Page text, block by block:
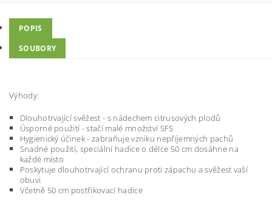
POPIS
SOUBORY
Výhody:
Dlouhotrvající svěžest - s nádechem citrusových plodů
Úsporné použití - stačí malé množství SFS
Hygienický účinek - zabraňuje vzniku nepříjemných pachů
Snadné použití, speciální hadice o délce 50 cm dosáhne na
každé místo
Poskytuje dlouhotrvající ochranu proti zápachu a svěžest vaší
obuvi.
Včetně 50 cm postřikovací hadice